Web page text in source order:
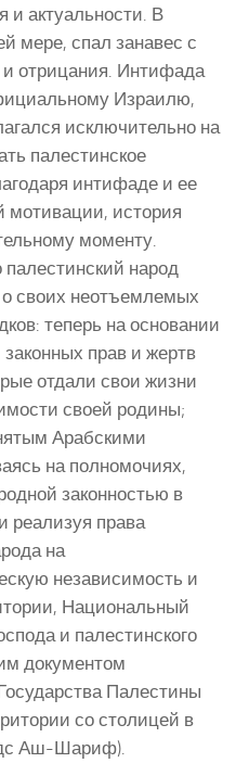
и актуальности. В
мере, спал занавес с
отрицания. Интифада
Израилю,
исключительно на
палестинское
интифаде и ее
история
моменту.
народ
о своих неотъемлемых
теперь на основании
прав и жертв
отдали свои жизни
своей родины;
Арабскими
на полномочиях,
законностью в
реализуя права
на
независимость и
Национальный
и палестинского
документом
Палестины
со столицей в
Аш-Шариф).